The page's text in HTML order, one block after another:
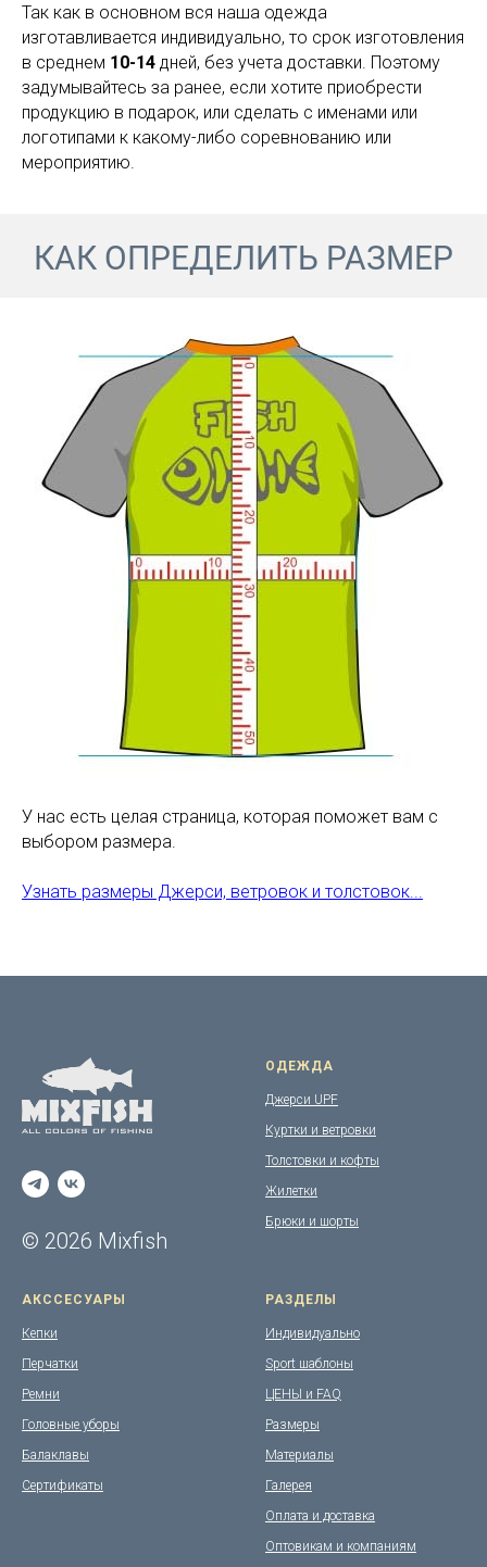
Так как в основном вся наша одежда
изготавливается индивидуально, то срок изготовления
в среднем 10-14 дней, без учета доставки. Поэтому
задумывайтесь за ранее, если хотите приобрести
продукцию в подарок, или сделать с именами или
логотипами к какому-либо соревнованию или
мероприятию.
КАК ОПРЕДЕЛИТЬ РАЗМЕР
У нас есть целая страница, которая поможет вам с
выбором размера.
Узнать размеры Джерси, ветровок и толстовок...
© 2026 Mixfish
ОДЕЖДА
Джерси UPF
Куртки и ветровки
Толстовки и кофты
Жилетки
Брюки и шорты
АКССЕСУАРЫ
Кепки
Перчатки
Ремни
Головные уборы
Балаклавы
Сертификаты
РАЗДЕЛЫ
Индивидуально
Sport шаблоны
ЦЕНЫ и FAQ
Размеры
Материалы
Галерея
Оплата и доставка
Оптовикам и компаниям